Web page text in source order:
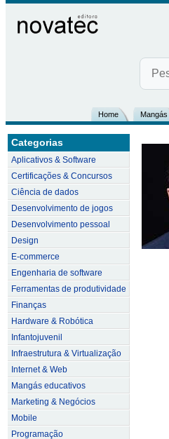
Home Mangás
Categorias
Aplicativos & Software
Certificações & Concursos
Ciência de dados
Desenvolvimento de jogos
Desenvolvimento pessoal
Design
E-commerce
Engenharia de software
Ferramentas de produtividade
Finanças
Hardware & Robótica
Infantojuvenil
Infraestrutura & Virtualização
Internet & Web
Mangás educativos
Marketing & Negócios
Mobile
Programação